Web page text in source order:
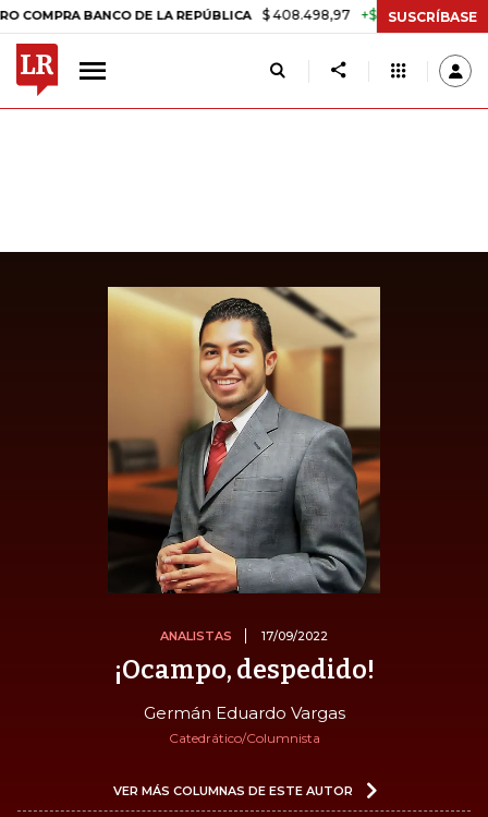
BANCO DE LA REPÚBLICA $ 408.498,97 +$ 8.753,81 +2,19%
SUSCRÍBASE
ANALISTAS 17/09/2022
¡Ocampo, despedido!
Germán Eduardo Vargas
Catedrático/Columnista
VER MÁS COLUMNAS DE ESTE AUTOR